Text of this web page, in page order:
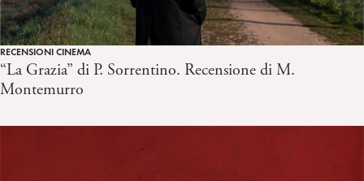
RECENSIONI CINEMA
“La Grazia” di P. Sorrentino. Recensione di M.
Montemurro